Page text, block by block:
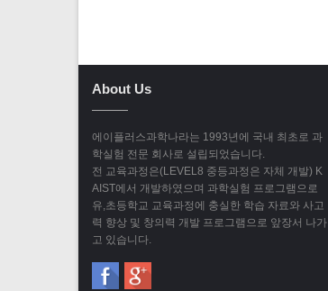
About Us
에이플러스과학나라는 1993년에 국내 최초로 과
학실험 전문 회사로 설립되었습니다.
전 교육과정은(LEVEL8 중등과정은 자체 개발) K
AIST에서 개발하였으며 과학실험 프로그램으로
유,초등학교 교육과정에 충실한 학습 자료와 사고
력 향상 및 창의력 개발 프로그램으로 앞장서 나가
고 있습니다.